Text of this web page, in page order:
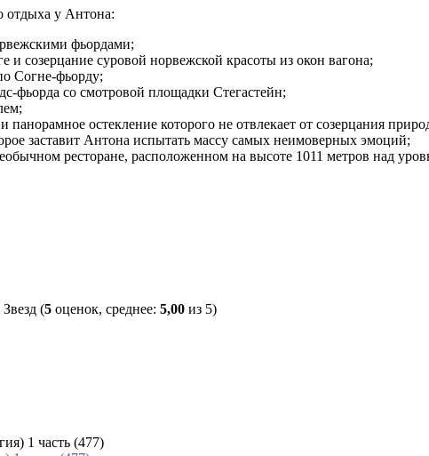
отдыха у Антона:
фьордами;
и созерцание суровой норвежской красоты из окон вагона;
Согне-фьорду;
фьорда со смотровой площадки Стегастейн;
остекление которого не отвлекает от созерцания
заставит Антона испытать массу самых неимоверных эмоций;
ресторане, расположенном на высоте 1011 метров над
(5 оценок, среднее: 5,00 из 5)